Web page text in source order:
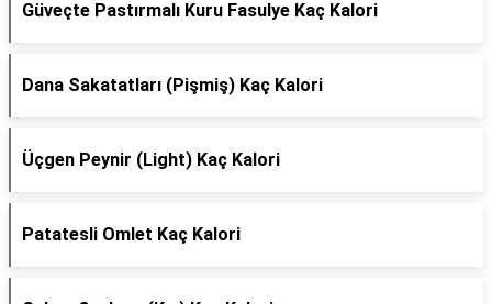
Güveçte Pastırmalı Kuru Fasulye Kaç Kalori
Dana Sakatatları (Pişmiş) Kaç Kalori
Üçgen Peynir (Light) Kaç Kalori
Patatesli Omlet Kaç Kalori